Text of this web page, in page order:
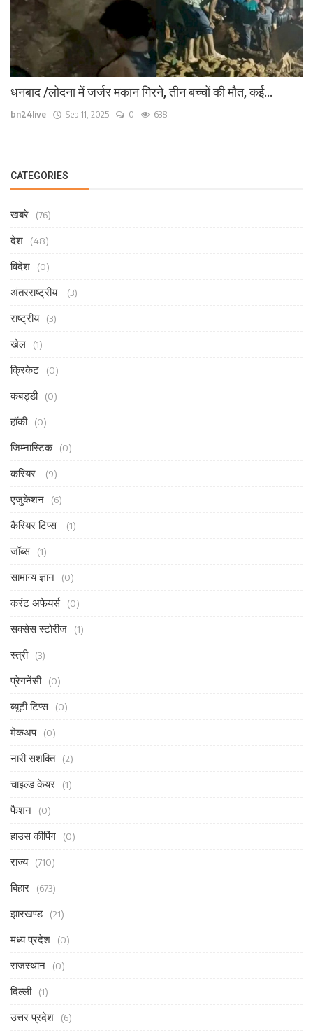
धनबाद /लोदना में जर्जर मकान गिरने, तीन बच्चों की मौत, कई...
bn24live Sep 11, 2025 0 638
CATEGORIES
खबरे (76)
देश (48)
विदेश (0)
अंतरराष्ट्रीय (3)
राष्ट्रीय (3)
खेल (1)
क्रिकेट (0)
कबड्डी (0)
हॉकी (0)
जिम्नास्टिक (0)
करियर (9)
एजुकेशन (6)
कैरियर टिप्स (1)
जॉब्स (1)
सामान्य ज्ञान (0)
करंट अफेयर्स (0)
सक्सेस स्टोरीज (1)
स्त्री (3)
प्रेगनेंसी (0)
ब्यूटी टिप्स (0)
मेकअप (0)
नारी सशक्ति (2)
चाइल्ड केयर (1)
फैशन (0)
हाउस कीपिंग (0)
राज्य (710)
बिहार (673)
झारखण्ड (21)
मध्य प्रदेश (0)
राजस्थान (0)
दिल्ली (1)
उत्तर प्रदेश (6)